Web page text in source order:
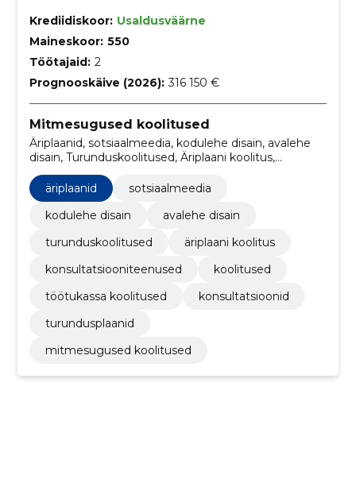
Krediidiskoor: Usaldusväärne
Maineskoor: 550
Töötajaid: 2
Prognooskäive (2026): 316 150 €
Mitmesugused koolitused
Äriplaanid, sotsiaalmeedia, kodulehe disain, avalehe
disain, Turunduskoolitused, Äriplaani koolitus,
konsultatsiooniteenused, Koolitused, töötukassa
koolitused, konsultatsioonid
äriplaanid
sotsiaalmeedia
kodulehe disain
avalehe disain
turunduskoolitused
äriplaani koolitus
konsultatsiooniteenused
koolitused
töötukassa koolitused
konsultatsioonid
turundusplaanid
mitmesugused koolitused